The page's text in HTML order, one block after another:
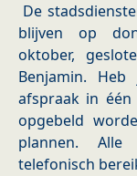
De
blijven op
oktober,
Benjamin.
afspraak in één
opgebeld
plannen.
telefonisch